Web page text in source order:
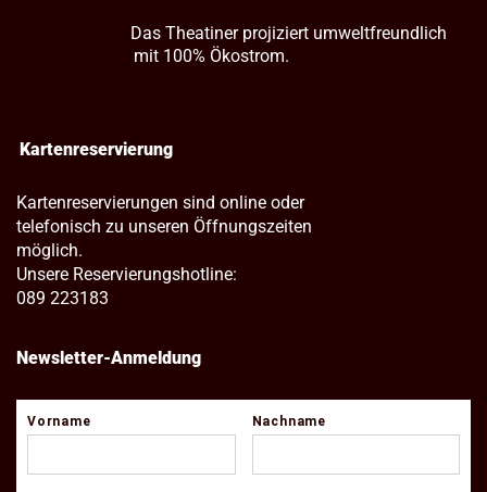
Das Theatiner projiziert umweltfreundlich
mit 100% Ökostrom.
Kartenreservierung
Kartenreservierungen sind online oder
telefonisch zu unseren Öffnungszeiten
möglich.
Unsere Reservierungshotline:
089 223183
Newsletter-Anmeldung